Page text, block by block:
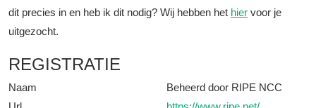
dit precies in en heb ik dit nodig? Wij hebben het hier voor je
uitgezocht.
REGISTRATIE
Naam
Beheerd door RIPE NCC